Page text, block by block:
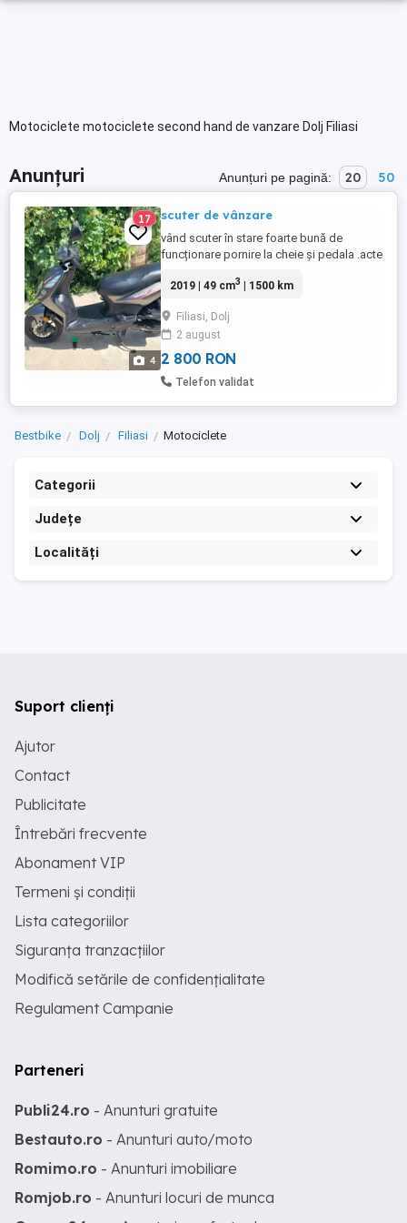
Motociclete motociclete second hand de vanzare Dolj Filiasi
Anunțuri Anunțuri pe pagină: 20 50
4
17 scuter de vânzare
vând scuter în stare foarte bună de
funcționare pornire la cheie și pedala .acte
2019 | 49 cm3 | 1500 km
Filiasi, Dolj
2 august
2 800 RON
Telefon validat
Bestbike Dolj Filiasi Motociclete
Categorii
Județe
Localități
Suport clienți
Ajutor
Contact
Publicitate
Întrebări frecvente
Abonament VIP
Termeni și condiții
Lista categoriilor
Siguranța tranzacțiilor
Modifică setările de confidențialitate
Regulament Campanie
Parteneri
Publi24.ro - Anunturi gratuite
Bestauto.ro - Anunturi auto/moto
Romimo.ro - Anunturi imobiliare
Romjob.ro - Anunturi locuri de munca